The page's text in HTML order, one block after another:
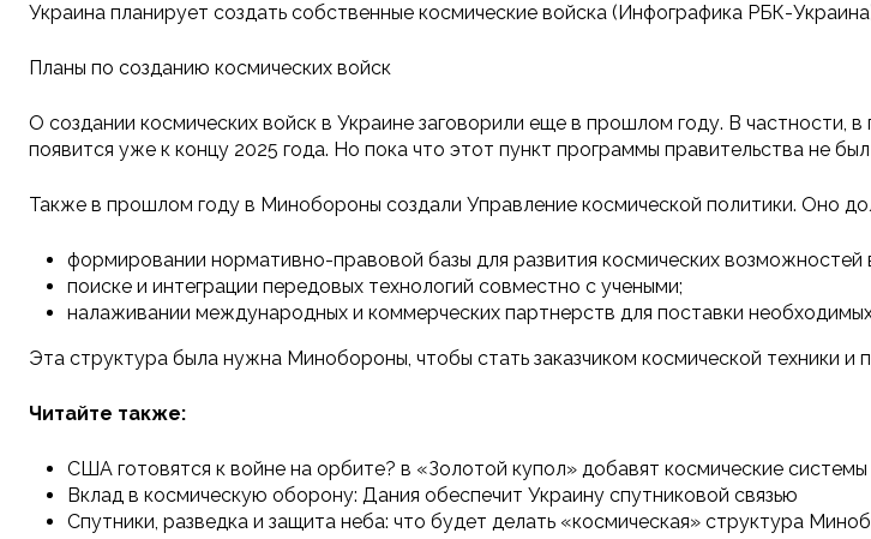
Украина планирует создать собственные космические войска (Инфографика РБК-
Планы по созданию космических войск
О создании космических войск в Украине заговорили еще в прошлом году. В частности,
появится уже к концу 2025 года. Но пока что этот пункт программы правительства не
Также в прошлом году в Минобороны создали Управление космической политики. Оно
формировании нормативно-правовой базы для развития космических возможностей
поиске и интеграции передовых технологий совместно с учеными;
налаживании международных и коммерческих партнерств для поставки
Эта структура была нужна Минобороны, чтобы стать заказчиком космической техники
Читайте также:
США готовятся к войне на орбите? в «Золотой купол» добавят космические системы
Вклад в космическую оборону: Дания обеспечит Украину спутниковой связью
Спутники, разведка и защита неба: что будет делать «космическая» структура